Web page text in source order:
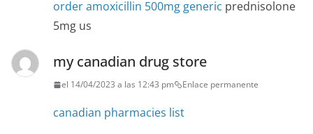
order amoxicillin 500mg generic prednisolone
5mg us
my canadian drug store
el 14/04/2023 a las 12:43 pm Enlace permanente
canadian pharmacies list